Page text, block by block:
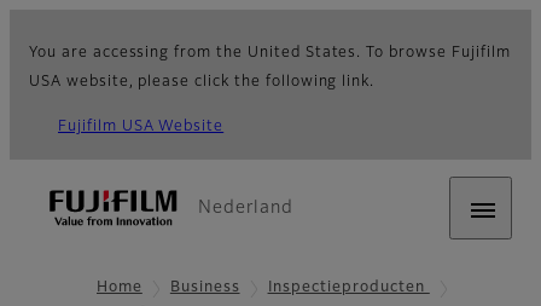
You are accessing from the United States. To browse Fujifilm
USA website, please click the following link.
Fujifilm USA Website
Nederland
Home Business
Inspectieproducten